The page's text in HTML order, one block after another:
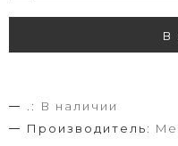
В
.:
В наличии
Производитель: